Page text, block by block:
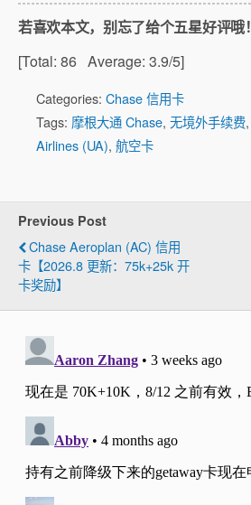
若喜欢本文，别忘了给个五星好评哦！
[Total: 86 Average: 3.9/5]
Categories: Chase 信用卡
Tags: 摩根大通 Chase, 无境外手续费,
Airlines (UA), 航空卡
Previous Post
Chase Aeroplan (AC) 信用
卡【2026.8 更新：75k+25k 开
卡奖励】